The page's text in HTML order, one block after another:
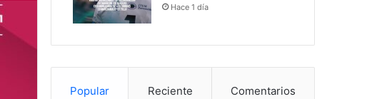
Hace 1 día
Popular Reciente Comentarios